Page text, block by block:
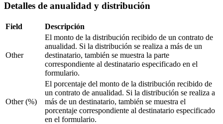
Detalles de anualidad y distribución
Field Descripción
Other
El monto de la distribución recibido de un contrato de
anualidad. Si la distribución se realiza a más de un
destinatario, también se muestra la parte
correspondiente al destinatario especificado en el
formulario.
Other (%)
El porcentaje del monto de la distribución recibido de
un contrato de anualidad. Si la distribución se realiza a
más de un destinatario, también se muestra el
porcentaje correspondiente al destinatario especificado
en el formulario.